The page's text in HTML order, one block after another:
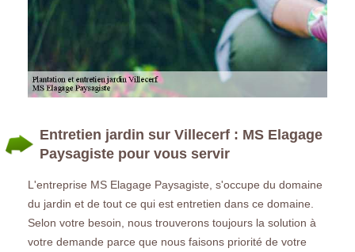
Entretien jardin sur Villecerf : MS Elagage
Paysagiste pour vous servir
L'entreprise MS Elagage Paysagiste, s'occupe du domaine
du jardin et de tout ce qui est entretien dans ce domaine.
Selon votre besoin, nous trouverons toujours la solution à
votre demande parce que nous faisons priorité de votre